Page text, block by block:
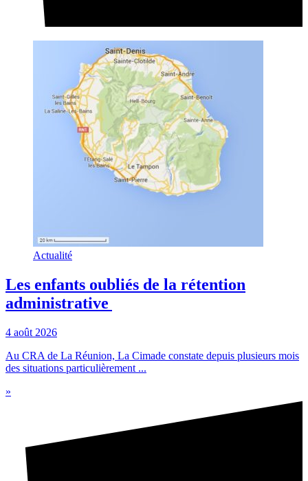
Actualité
Les enfants oubliés de la rétention
administrative
4 août 2026
Au CRA de La Réunion, La Cimade constate depuis plusieurs mois
des situations particulièrement ...
»